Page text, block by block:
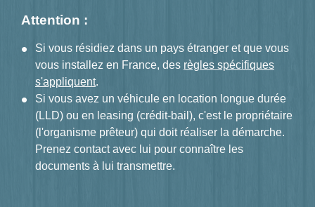
Attention :
Si vous résidiez dans un pays étranger et que vous
vous installez en France, des règles spécifiques
s'appliquent.
Si vous avez un véhicule en location longue durée
(LLD) ou en leasing (crédit-bail), c'est le propriétaire
(l'organisme prêteur) qui doit réaliser la démarche.
Prenez contact avec lui pour connaître les
documents à lui transmettre.